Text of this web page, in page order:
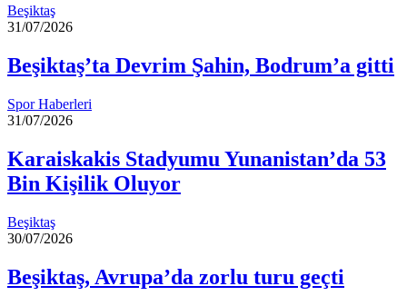
Beşiktaş
31/07/2026
Beşiktaş’ta Devrim Şahin, Bodrum’a gitti
Spor Haberleri
31/07/2026
Karaiskakis Stadyumu Yunanistan’da 53
Bin Kişilik Oluyor
Beşiktaş
30/07/2026
Beşiktaş, Avrupa’da zorlu turu geçti